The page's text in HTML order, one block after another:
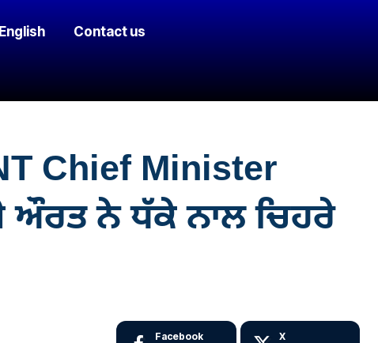
English Contact us
Chief Minister
ਔਰਤ ਨੇ ਧੱਕੇ ਨਾਲ ਚਿਹਰੇ
Facebook X